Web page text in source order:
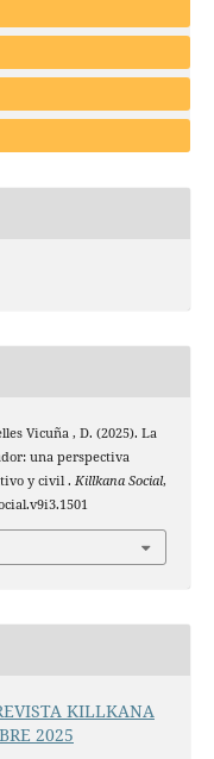
Vicuña , D. (2025). La
una perspectiva
y civil . Killkana Social,
KILLKANA
2025